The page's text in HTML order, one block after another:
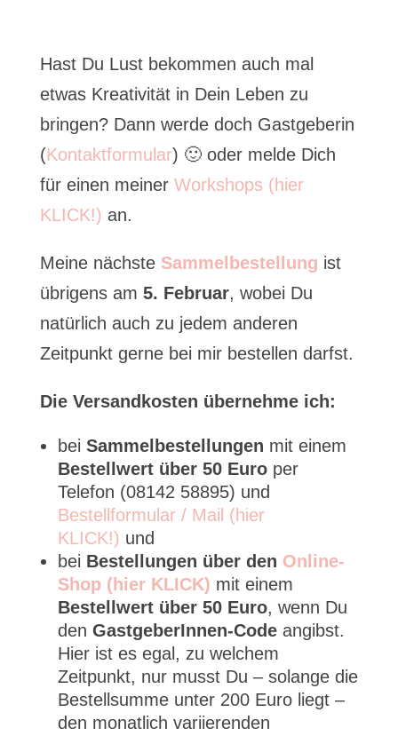
Hast Du Lust bekommen auch mal
etwas Kreativität in Dein Leben zu
bringen? Dann werde doch Gastgeberin
(Kontaktformular) 🙂 oder melde Dich
für einen meiner Workshops (hier
KLICK!) an.
Meine nächste Sammelbestellung ist
übrigens am 5. Februar, wobei Du
natürlich auch zu jedem anderen
Zeitpunkt gerne bei mir bestellen darfst.
Die Versandkosten übernehme ich:
bei Sammelbestellungen mit einem
Bestellwert über 50 Euro per
Telefon (08142 58895) und
Bestellformular / Mail (hier
KLICK!) und
bei Bestellungen über den Online-
Shop (hier KLICK) mit einem
Bestellwert über 50 Euro, wenn Du
den GastgeberInnen-Codeangibst.
Hier ist es egal, zu welchem
Zeitpunkt, nur musst Du – solange die
Bestellsumme unter 200 Euro liegt –
den monatlich variierenden